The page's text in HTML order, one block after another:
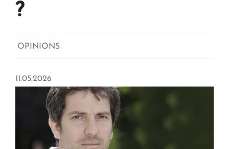
?
OPINIONS
11.05.2026